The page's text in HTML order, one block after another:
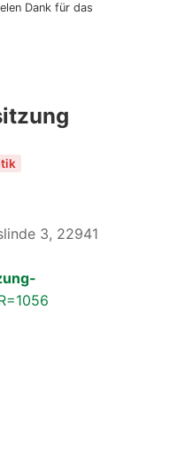
Dank für das
3, 22941